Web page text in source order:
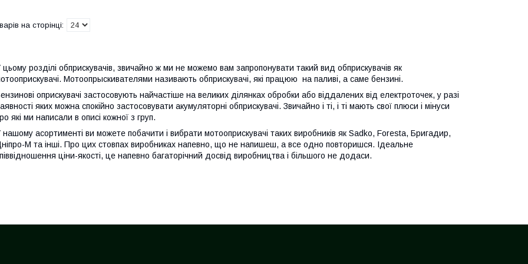
цьому розділі обприскувачів, звичайно ж ми не можемо вам запропонувати такий вид обприскувачів як
Мотоопрыскивателями називають обприскувачі, які працюю на паливі, а саме бензині.
оприскувачі застосовують найчастіше на великих ділянках обробки або віддалених від електроточек, у разі
яких можна спокійно застосовувати акумуляторні обприскувачі. Звичайно і ті, і ті мають свої плюси і мінуси
які ми написали в описі кожної з груп.
нашому асортименті ви можете побачити і вибрати мотооприскувачі таких виробників як Sadko, Foresta, Бригадир,
М та інші. Про цих стовпах виробниках напевно, що не напишеш, а все одно повторишся. Ідеальне
ціни-якості, це напевно багаторічний досвід виробництва і більшого не додаси.